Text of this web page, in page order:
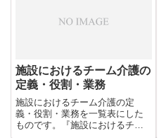
施設におけるチーム介護の
定義・役割・業務
施設におけるチーム介護の定
義・役割・業務を一覧表にした
ものです。『施設におけるチー